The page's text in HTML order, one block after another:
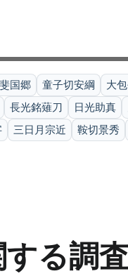
国郷 童子切安綱
大
長光銘薙刀 日光助真
三日月宗近
鞍切景秀
る調